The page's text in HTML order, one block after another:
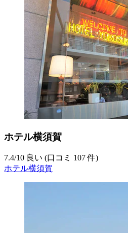
ホテル横須賀
7.4/10 良い (口コミ 107 件)
ホテル横須賀